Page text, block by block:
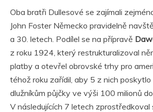
Oba bratři Dullesové se zajímali
John Foster Německo pravidelně
a 30. letech. Podílel se na přípravě
z roku 1924, který restrukturalizoval
platby a otevřel obrovské trhy pro
téhož roku zařídil, aby 5 z nich
dlužníkům půjčky ve výši 100 milionů
V následujících 7 letech zprostředkoval